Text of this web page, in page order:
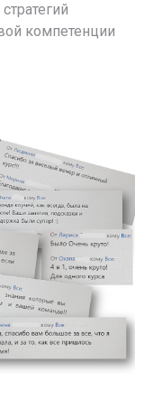
компетенции